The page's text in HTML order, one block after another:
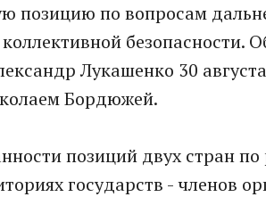
позицию по вопросам
безопасности.
Лукашенко 30
Бордюжей.
позиций двух стран
государств - членов